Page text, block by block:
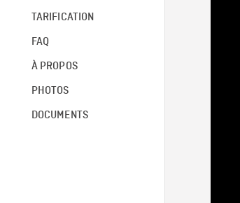
TARIFICATION
FAQ
À PROPOS
PHOTOS
DOCUMENTS